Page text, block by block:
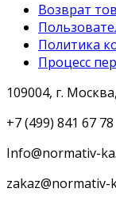
Возврат
Политика
Процесс
109004, г.
+7 (499) 841 67 78
Info@normativ-
zakaz@normativ-